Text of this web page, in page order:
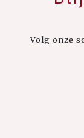
Volg onze